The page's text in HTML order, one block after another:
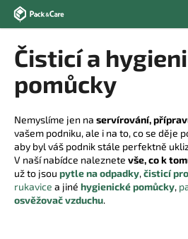
Přejít
obsah
Čisticí a
pomůcky
Nemyslíme jen na servírování,
vašem podniku, ale i na to, co se děje
aby byl váš podnik stále perfektně
V naší nabídce naleznete vše, co k
už to jsou pytle na odpadky,čisticí
rukavice a jiné hygienické pomůcky,
osvěžovač vzduchu.
o
C
o
p
o
t
ř
e
b